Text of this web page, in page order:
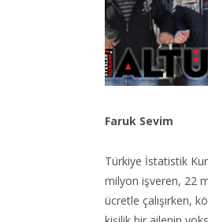
Faruk Sevim
Türkiye İstatistik
milyon işveren, 22
ücretle çalışırken,